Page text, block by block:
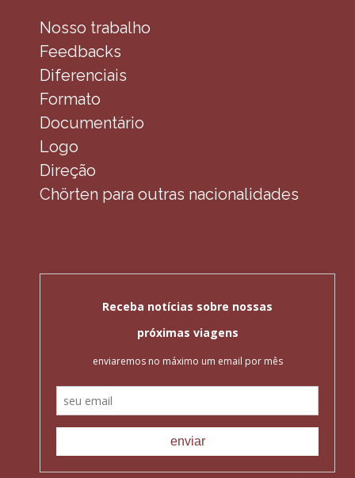
Nosso trabalho
Feedbacks
Diferenciais
Formato
Documentário
Logo
Direção
Chörten para outras nacionalidades